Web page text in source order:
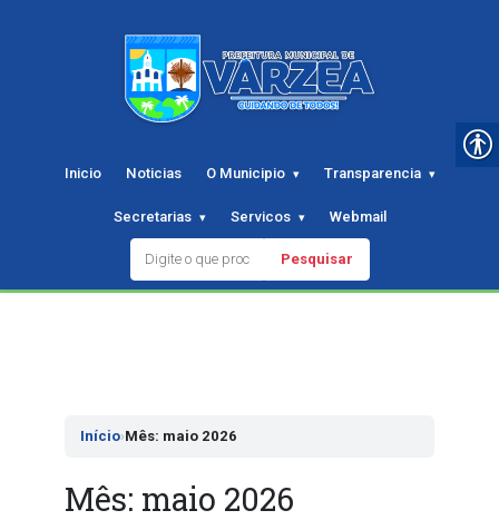
Inicio Noticias O Municipio Transparencia
Secretarias Servicos Webmail
Pesquisar
Início›Mês: maio 2026
Mês: maio 2026